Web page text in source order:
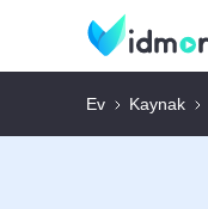
Ev Kaynak